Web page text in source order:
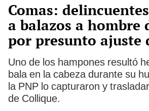
Comas:
a balazos a hombre
por presunto ajuste
Uno de los hampones resultó
bala en la cabeza durante su
la PNP lo capturaron y
de Collique.